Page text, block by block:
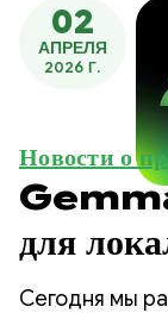
02
АПРЕЛЯ
2026 Г.
Новости о
для
Сегодня мы